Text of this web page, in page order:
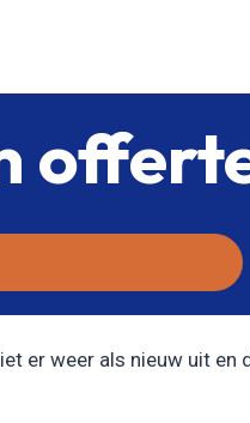
er weer als nieuw uit en